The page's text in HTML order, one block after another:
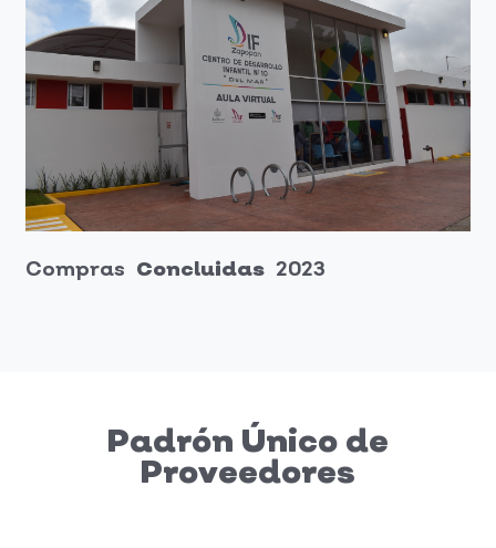
Compras Concluidas 2023
Padrón Único de
Proveedores